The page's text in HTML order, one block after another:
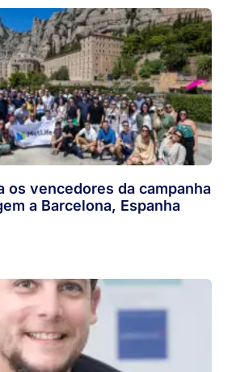
os vencedores da campanha
a Barcelona, Espanha